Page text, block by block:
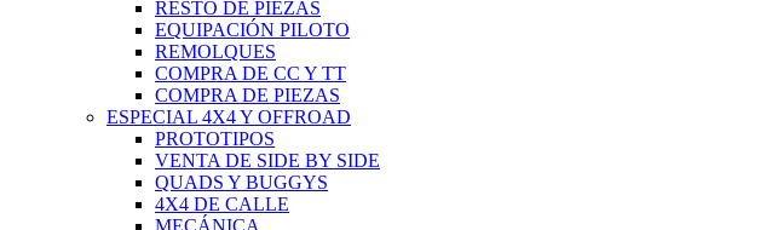
RESTO DE PIEZAS
EQUIPACIÓN PILOTO
REMOLQUES
COMPRA DE CC Y TT
COMPRA DE PIEZAS
ESPECIAL 4X4 Y OFFROAD
PROTOTIPOS
VENTA DE SIDE BY SIDE
QUADS Y BUGGYS
4X4 DE CALLE
MECÁNICA